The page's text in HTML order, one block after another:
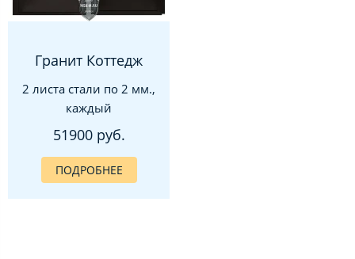
Гранит Коттедж
2 листа стали по 2 мм.,
каждый
51900 руб.
ПОДРОБНЕЕ